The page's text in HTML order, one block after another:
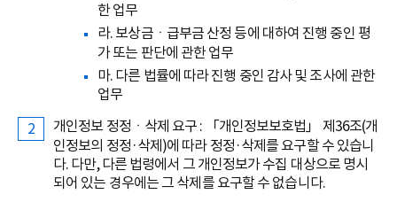
한 업무
라. 보상금ㆍ급부금 산정 등에 대하여 진행 중인 평
가 또는 판단에 관한 업무
마. 다른 법률에 따라 진행 중인 감사 및 조사에 관한
업무
개인정보 정정ㆍ삭제 요구 : 「개인정보보호법」 제36조(개
인정보의 정정·삭제)에 따라 정정·삭제를 요구할 수 있습니
다. 다만, 다른 법령에서 그 개인정보가 수집 대상으로 명시
되어 있는 경우에는 그 삭제를 요구할 수 없습니다.